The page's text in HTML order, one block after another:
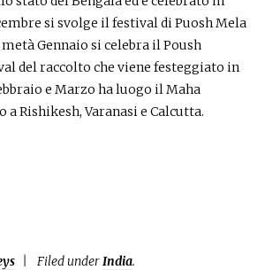
si svolge il festival di Puosh Mela
Gennaio si celebra il Poush
del raccolto che viene festeggiato in
e Marzo ha luogo il Maha
Rishikesh, Varanasi e Calcutta.
Filed underIndia.